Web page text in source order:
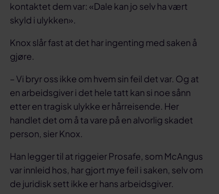
kontaktet dem var: «Dale kan jo selv ha vært
skyld i ulykken».
Knox slår fast at det har ingenting med saken å
gjøre.
– Vi bryr oss ikke om hvem sin feil det var. Og at
en arbeidsgiver i det hele tatt kan si noe sånn
etter en tragisk ulykke er hårreisende. Her
handlet det om å ta vare på en alvorlig skadet
person, sier Knox.
Han legger til at riggeier Prosafe, som McAngus
var innleid hos, har gjort mye feil i saken, selv om
de juridisk sett ikke er hans arbeidsgiver.